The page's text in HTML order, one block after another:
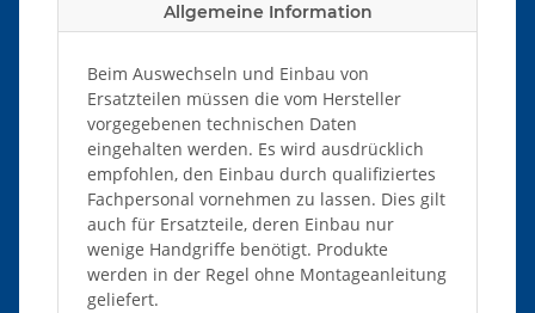
Allgemeine Information
Beim Auswechseln und Einbau von
Ersatzteilen müssen die vom Hersteller
vorgegebenen technischen Daten
eingehalten werden. Es wird ausdrücklich
empfohlen, den Einbau durch qualifiziertes
Fachpersonal vornehmen zu lassen. Dies gilt
auch für Ersatzteile, deren Einbau nur
wenige Handgriffe benötigt. Produkte
werden in der Regel ohne Montageanleitung
geliefert.